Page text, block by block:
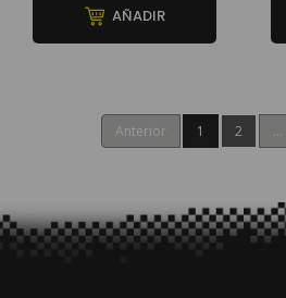
AÑADIR
Anterior 1 2 ...